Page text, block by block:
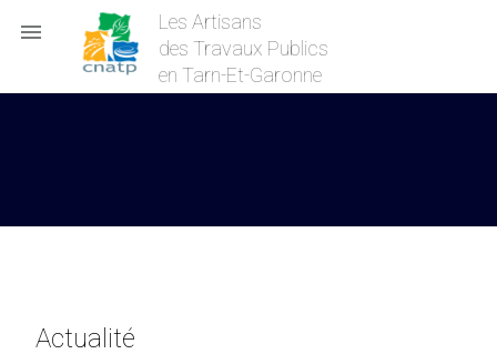

Les Artisans
des Travaux Publics
en Tarn-Et-Garonne
Actualité